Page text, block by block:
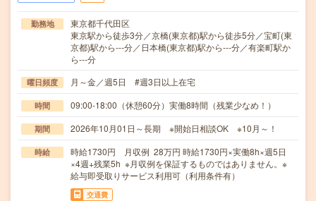
勤務地
東京都千代田区
東京駅から徒歩3分／京橋(東京都)駅から徒歩5分／宝町(東
京都)駅から---分／日本橋(東京都)駅から---分／有楽町駅か
ら---分
曜日頻度 月～金／週5日 #週3日以上在宅
時間 09:00-18:00（休憩60分）実働8時間（残業少なめ！）
期間 2026年10月01日～長期 ※開始日相談OK ※10月～！
時給
時給1730円 月収例 28万円 時給1730円×実働8h×週5日
×4週+残業5h ※月収例を保証するものではありません。※
給与即受取りサービス利用可（利用条件有）
交通費